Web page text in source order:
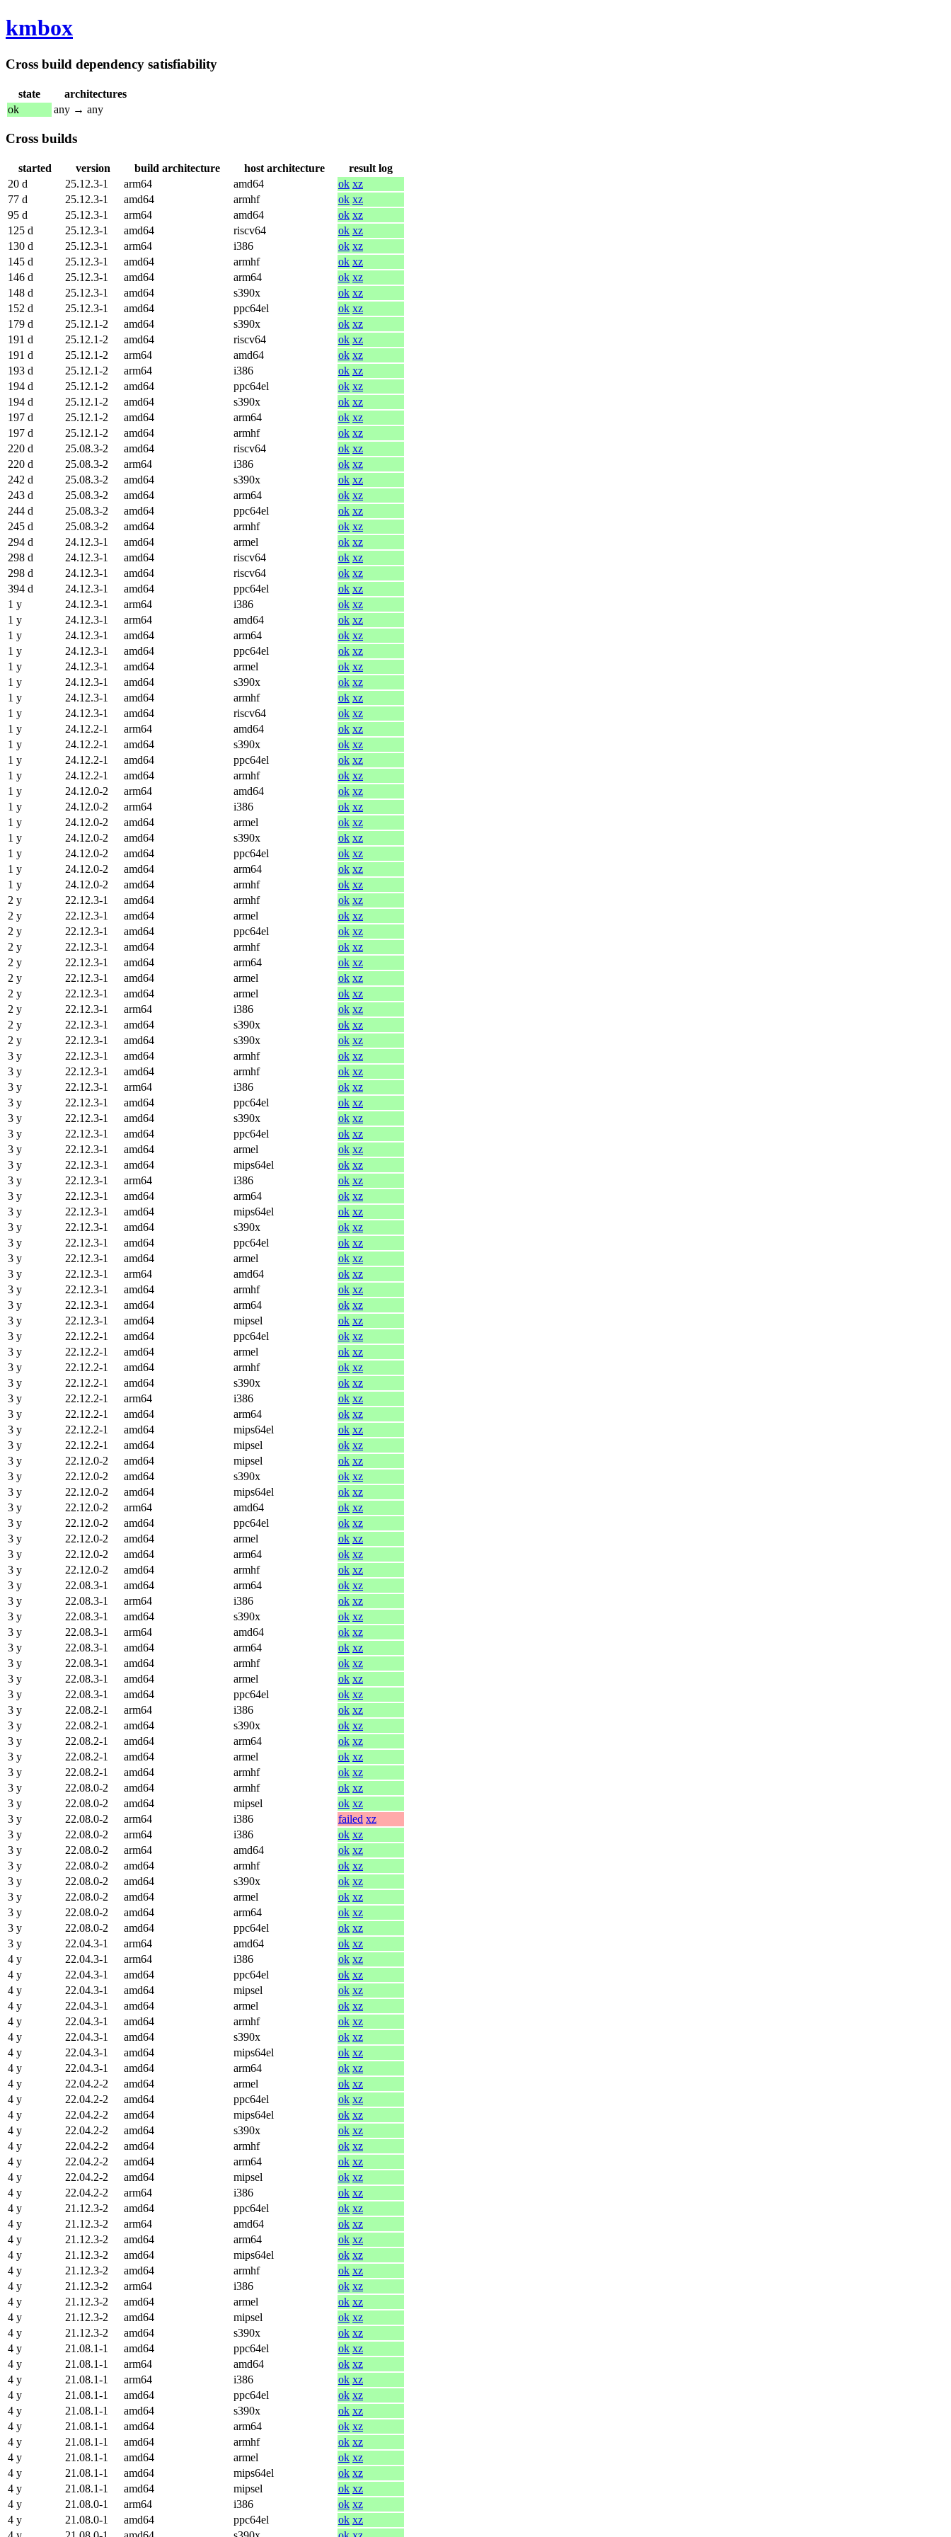
kmbox
Cross build dependency satisfiability
state
architectures
ok
any → any
Cross builds
started version build architecture host architecture
result log
20 d
25.12.3-1 arm64 amd64 ok xz
77 d
25.12.3-1 amd64 armhf ok xz
95 d
25.12.3-1 arm64 amd64 ok xz
125 d
25.12.3-1 amd64 riscv64 ok xz
130 d
25.12.3-1 arm64 i386 ok xz
145 d
25.12.3-1 amd64 armhf ok xz
146 d
25.12.3-1 amd64 arm64 ok xz
148 d
25.12.3-1 amd64 s390x ok xz
152 d
25.12.3-1 amd64 ppc64el ok xz
179 d
25.12.1-2 amd64 s390x ok xz
191 d
25.12.1-2 amd64 riscv64 ok xz
191 d
25.12.1-2 arm64 amd64 ok xz
193 d
25.12.1-2 arm64 i386 ok xz
194 d
25.12.1-2 amd64 ppc64el ok xz
194 d
25.12.1-2 amd64 s390x ok xz
197 d
25.12.1-2 amd64 arm64 ok xz
197 d
25.12.1-2 amd64 armhf ok xz
220 d
25.08.3-2 amd64 riscv64 ok xz
220 d
25.08.3-2 arm64 i386 ok xz
242 d
25.08.3-2 amd64 s390x ok xz
243 d
25.08.3-2 amd64 arm64 ok xz
244 d
25.08.3-2 amd64 ppc64el ok xz
245 d
25.08.3-2 amd64 armhf ok xz
294 d
24.12.3-1 amd64 armel ok xz
298 d
24.12.3-1 amd64 riscv64 ok xz
298 d
24.12.3-1 amd64 riscv64 ok xz
394 d
24.12.3-1 amd64 ppc64el ok xz
1 y
24.12.3-1 arm64 i386 ok xz
1 y
24.12.3-1 arm64 amd64 ok xz
1 y
24.12.3-1 amd64 arm64 ok xz
1 y
24.12.3-1 amd64 ppc64el ok xz
1 y
24.12.3-1 amd64 armel ok xz
1 y
24.12.3-1 amd64 s390x ok xz
1 y
24.12.3-1 amd64 armhf ok xz
1 y
24.12.3-1 amd64 riscv64 ok xz
1 y
24.12.2-1 arm64 amd64 ok xz
1 y
24.12.2-1 amd64 s390x ok xz
1 y
24.12.2-1 amd64 ppc64el ok xz
1 y
24.12.2-1 amd64 armhf ok xz
1 y
24.12.0-2 arm64 amd64 ok xz
1 y
24.12.0-2 arm64 i386 ok xz
1 y
24.12.0-2 amd64 armel ok xz
1 y
24.12.0-2 amd64 s390x ok xz
1 y
24.12.0-2 amd64 ppc64el ok xz
1 y
24.12.0-2 amd64 arm64 ok xz
1 y
24.12.0-2 amd64 armhf ok xz
2 y
22.12.3-1 amd64 armhf ok xz
2 y
22.12.3-1 amd64 armel ok xz
2 y
22.12.3-1 amd64 ppc64el ok xz
2 y
22.12.3-1 amd64 armhf ok xz
2 y
22.12.3-1 amd64 arm64 ok xz
2 y
22.12.3-1 amd64 armel ok xz
2 y
22.12.3-1 amd64 armel ok xz
2 y
22.12.3-1 arm64 i386 ok xz
2 y
22.12.3-1 amd64 s390x ok xz
2 y
22.12.3-1 amd64 s390x ok xz
3 y
22.12.3-1 amd64 armhf ok xz
3 y
22.12.3-1 amd64 armhf ok xz
3 y
22.12.3-1 arm64 i386 ok xz
3 y
22.12.3-1 amd64 ppc64el ok xz
3 y
22.12.3-1 amd64 s390x ok xz
3 y
22.12.3-1 amd64 ppc64el ok xz
3 y
22.12.3-1 amd64 armel ok xz
3 y
22.12.3-1 amd64 mips64el ok xz
3 y
22.12.3-1 arm64 i386 ok xz
3 y
22.12.3-1 amd64 arm64 ok xz
3 y
22.12.3-1 amd64 mips64el ok xz
3 y
22.12.3-1 amd64 s390x ok xz
3 y
22.12.3-1 amd64 ppc64el ok xz
3 y
22.12.3-1 amd64 armel ok xz
3 y
22.12.3-1 arm64 amd64 ok xz
3 y
22.12.3-1 amd64 armhf ok xz
3 y
22.12.3-1 amd64 arm64 ok xz
3 y
22.12.3-1 amd64 mipsel ok xz
3 y
22.12.2-1 amd64 ppc64el ok xz
3 y
22.12.2-1 amd64 armel ok xz
3 y
22.12.2-1 amd64 armhf ok xz
3 y
22.12.2-1 amd64 s390x ok xz
3 y
22.12.2-1 arm64 i386 ok xz
3 y
22.12.2-1 amd64 arm64 ok xz
3 y
22.12.2-1 amd64 mips64el ok xz
3 y
22.12.2-1 amd64 mipsel ok xz
3 y
22.12.0-2 amd64 mipsel ok xz
3 y
22.12.0-2 amd64 s390x ok xz
3 y
22.12.0-2 amd64 mips64el ok xz
3 y
22.12.0-2 arm64 amd64 ok xz
3 y
22.12.0-2 amd64 ppc64el ok xz
3 y
22.12.0-2 amd64 armel ok xz
3 y
22.12.0-2 amd64 arm64 ok xz
3 y
22.12.0-2 amd64 armhf ok xz
3 y
22.08.3-1 amd64 arm64 ok xz
3 y
22.08.3-1 arm64 i386 ok xz
3 y
22.08.3-1 amd64 s390x ok xz
3 y
22.08.3-1 arm64 amd64 ok xz
3 y
22.08.3-1 amd64 arm64 ok xz
3 y
22.08.3-1 amd64 armhf ok xz
3 y
22.08.3-1 amd64 armel ok xz
3 y
22.08.3-1 amd64 ppc64el ok xz
3 y
22.08.2-1 arm64 i386 ok xz
3 y
22.08.2-1 amd64 s390x ok xz
3 y
22.08.2-1 amd64 arm64 ok xz
3 y
22.08.2-1 amd64 armel ok xz
3 y
22.08.2-1 amd64 armhf ok xz
3 y
22.08.0-2 amd64 armhf ok xz
3 y
22.08.0-2 amd64 mipsel ok xz
3 y
22.08.0-2 arm64 i386 failed xz
3 y
22.08.0-2 arm64 i386 ok xz
3 y
22.08.0-2 arm64 amd64 ok xz
3 y
22.08.0-2 amd64 armhf ok xz
3 y
22.08.0-2 amd64 s390x ok xz
3 y
22.08.0-2 amd64 armel ok xz
3 y
22.08.0-2 amd64 arm64 ok xz
3 y
22.08.0-2 amd64 ppc64el ok xz
3 y
22.04.3-1 arm64 amd64 ok xz
4 y
22.04.3-1 arm64 i386 ok xz
4 y
22.04.3-1 amd64 ppc64el ok xz
4 y
22.04.3-1 amd64 mipsel ok xz
4 y
22.04.3-1 amd64 armel ok xz
4 y
22.04.3-1 amd64 armhf ok xz
4 y
22.04.3-1 amd64 s390x ok xz
4 y
22.04.3-1 amd64 mips64el ok xz
4 y
22.04.3-1 amd64 arm64 ok xz
4 y
22.04.2-2 amd64 armel ok xz
4 y
22.04.2-2 amd64 ppc64el ok xz
4 y
22.04.2-2 amd64 mips64el ok xz
4 y
22.04.2-2 amd64 s390x ok xz
4 y
22.04.2-2 amd64 armhf ok xz
4 y
22.04.2-2 amd64 arm64 ok xz
4 y
22.04.2-2 amd64 mipsel ok xz
4 y
22.04.2-2 arm64 i386 ok xz
4 y
21.12.3-2 amd64 ppc64el ok xz
4 y
21.12.3-2 arm64 amd64 ok xz
4 y
21.12.3-2 amd64 arm64 ok xz
4 y
21.12.3-2 amd64 mips64el ok xz
4 y
21.12.3-2 amd64 armhf ok xz
4 y
21.12.3-2 arm64 i386 ok xz
4 y
21.12.3-2 amd64 armel ok xz
4 y
21.12.3-2 amd64 mipsel ok xz
4 y
21.12.3-2 amd64 s390x ok xz
4 y
21.08.1-1 amd64 ppc64el ok xz
4 y
21.08.1-1 arm64 amd64 ok xz
4 y
21.08.1-1 arm64 i386 ok xz
4 y
21.08.1-1 amd64 ppc64el ok xz
4 y
21.08.1-1 amd64 s390x ok xz
4 y
21.08.1-1 amd64 arm64 ok xz
4 y
21.08.1-1 amd64 armhf ok xz
4 y
21.08.1-1 amd64 armel ok xz
4 y
21.08.1-1 amd64 mips64el ok xz
4 y
21.08.1-1 amd64 mipsel ok xz
4 y
21.08.0-1 arm64 i386 ok xz
4 y
21.08.0-1 amd64 ppc64el ok xz